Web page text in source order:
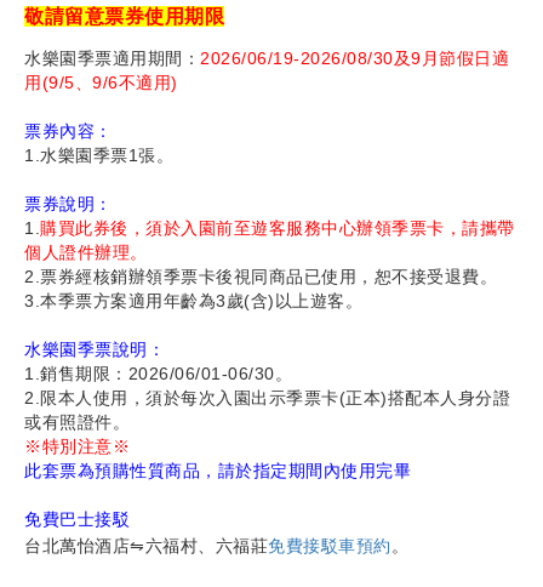
敬請留意票券使用期限
水樂園季票適用期間： 2026/06/19-2026/08/30及9月節假日適
用(9/5、9/6不適用)
票券內容：
1.水樂園季票1張。
票券說明：
1. 購買此券後，須於入園前至遊客服務中心辦領季票卡，請攜帶
個人證件辦理。
2.票券經核銷辦領季票卡後視同商品已使用，恕不接受退費。
3.本季票方案適用年齡為3歲(含)以上遊客。
水樂園季票說明：
1.銷售期限：2026/06/01-06/30。
2.限本人使用，須於每次入園出示季票卡(正本)搭配本人身分證
或有照證件。
※特別注意※
此套票為預購性質商品，請於指定期間內使用完畢
免費巴士接駁
台北萬怡酒店⇋六福村、六福莊免費接駁車預約 。